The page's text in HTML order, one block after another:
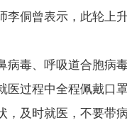
李侗曾表示，此轮上
病毒、呼吸道合胞病
医过程中全程佩戴口
，及时就医，不要带